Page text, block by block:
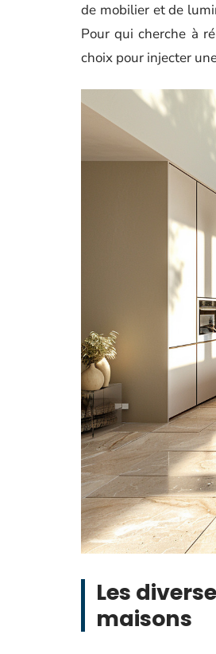
de mobilier et de
Pour qui cherche à
choix pour injecter
Les
maisons